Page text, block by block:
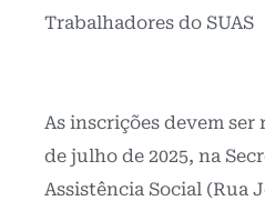
Trabalhadores do SUAS
As inscrições devem ser
de julho de 2025, na
Assistência Social (Rua